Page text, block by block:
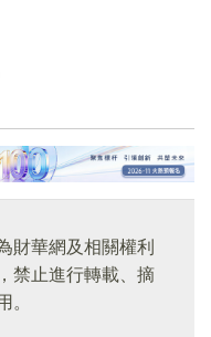
財華網及相關權利
禁止進行轉載、摘
。